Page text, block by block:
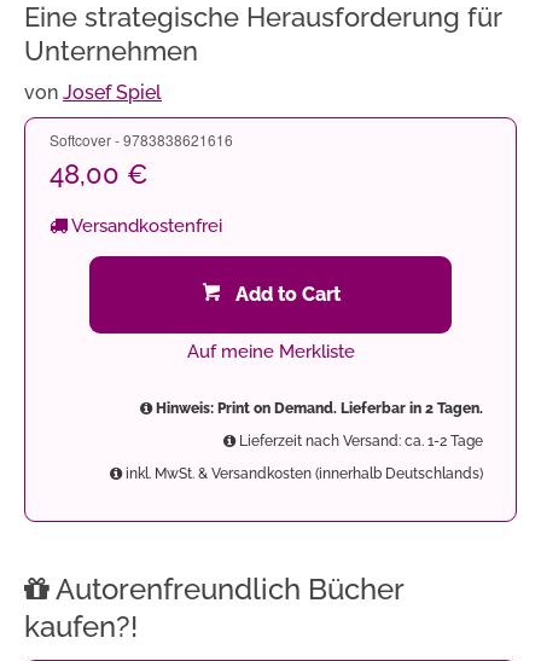
Eine strategische Herausforderung für
Unternehmen
von Josef Spiel
Softcover - 9783838621616
48,00 €
Versandkostenfrei
Add to Cart
Auf meine Merkliste
Hinweis: Print on Demand. Lieferbar in 2 Tagen.
Lieferzeit nach Versand: ca. 1-2 Tage
inkl. MwSt. & Versandkosten (innerhalb Deutschlands)
Autorenfreundlich Bücher
kaufen?!